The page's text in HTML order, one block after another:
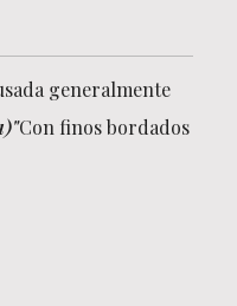
generalmente
Con finos bordados